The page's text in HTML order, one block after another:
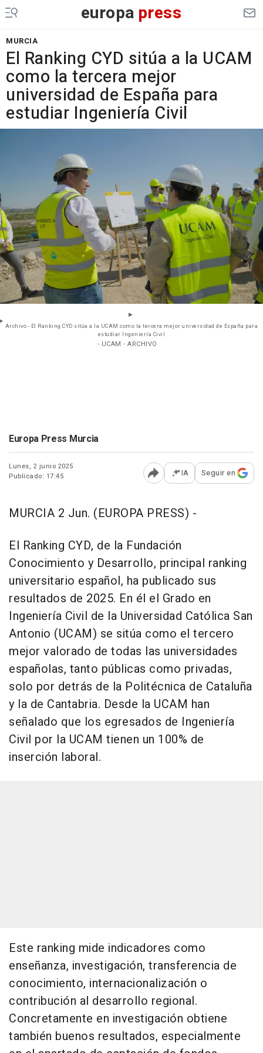
europa press
MURCIA
El Ranking CYD sitúa a la UCAM
como la tercera mejor
universidad de España para
estudiar Ingeniería Civil
Archivo - El Ranking CYD sitúa a la UCAM como la tercera mejor universidad de España para
estudiar Ingeniería Civil
- UCAM - ARCHIVO
Europa Press Murcia
Lunes, 2 junio 2025
Publicado: 17:45
Abrir opciones para
IA Seguir en
MURCIA 2 Jun. (EUROPA PRESS) -
El Ranking CYD, de la Fundación
Conocimiento y Desarrollo, principal ranking
universitario español, ha publicado sus
resultados de 2025. En él el Grado en
Ingeniería Civil de la Universidad Católica San
Antonio (UCAM) se sitúa como el tercero
mejor valorado de todas las universidades
españolas, tanto públicas como privadas,
solo por detrás de la Politécnica de Cataluña
y la de Cantabria. Desde la UCAM han
señalado que los egresados de Ingeniería
Civil por la UCAM tienen un 100% de
inserción laboral.
Este ranking mide indicadores como
enseñanza, investigación, transferencia de
conocimiento, internacionalización o
contribución al desarrollo regional.
Concretamente en investigación obtiene
también buenos resultados, especialmente